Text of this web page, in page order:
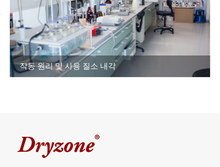
작동 원리 및 사용 질소 내각